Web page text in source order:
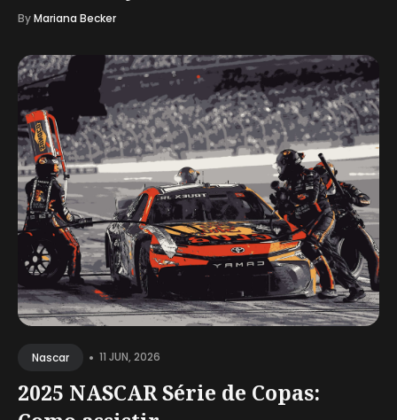
ByMariana Becker
Nascar • 11 JUN, 2026
2025 NASCAR Série de Copas: